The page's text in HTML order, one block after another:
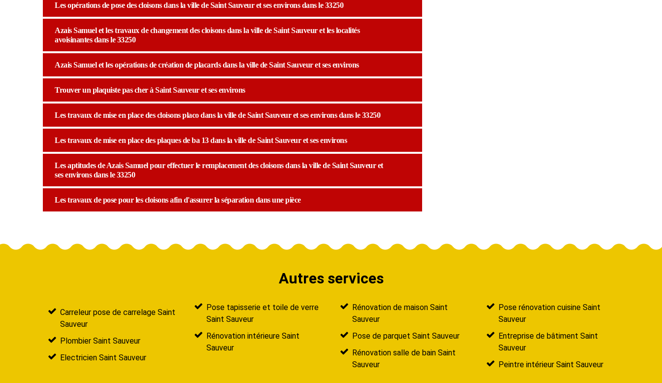
Les opérations de pose des cloisons dans la ville de Saint Sauveur et ses environs dans le 33250
Azais Samuel et les travaux de changement des cloisons dans la ville de Saint Sauveur et les localités
avoisinantes dans le 33250
Azais Samuel et les opérations de création de placards dans la ville de Saint Sauveur et ses environs
Trouver un plaquiste pas cher à Saint Sauveur et ses environs
Les travaux de mise en place des cloisons placo dans la ville de Saint Sauveur et ses environs dans le 33250
Les travaux de mise en place des plaques de ba 13 dans la ville de Saint Sauveur et ses environs
Les aptitudes de Azais Samuel pour effectuer le remplacement des cloisons dans la ville de Saint Sauveur et
ses environs dans le 33250
Les travaux de pose pour les cloisons afin d'assurer la séparation dans une pièce
Autres services
Carreleur pose de carrelage Saint
Sauveur
Plombier Saint Sauveur
Electricien Saint Sauveur
Pose tapisserie et toile de verre
Saint Sauveur
Rénovation intérieure Saint
Sauveur
Rénovation de maison Saint
Sauveur
Pose de parquet Saint Sauveur
Rénovation salle de bain Saint
Sauveur
Pose rénovation cuisine Saint
Sauveur
Entreprise de bâtiment Saint
Sauveur
Peintre intérieur Saint Sauveur